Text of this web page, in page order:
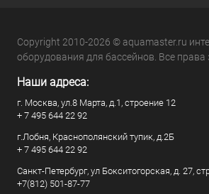
Copyright 2010-2026 © aquamaster.ru
оборудования для бассейнов. Все
Наши адреса:
г. Москва, ул.8 Марта, д.1, строение 12
+ 7 495 644 22 92
г.Лобня, Краснополянский тупик, д.2Б
+ 7 495 644 22 92
Санкт-Петербург, ул Бокситогорская, д. 27,
+7(812) 501-87-77